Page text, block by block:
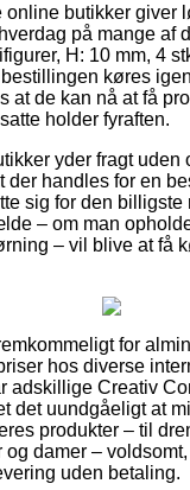
online butikker giver
på mange af
H: 10 mm, 4
køres
at de kan nå at få
holder fyraften.
yder fragt uden
der handles for en
sig for den billigste
– om man
– vil blive at få
for
hos diverse
adskillige Creativ
det uundgåeligt at
produkter – til
og damer –
uden betaling.